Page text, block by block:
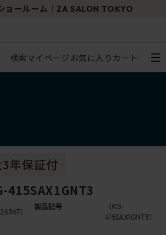
ールーム｜ZA SALON TOKYO
検索マイページ お気に入り カート
415SAX1GNT3
）
製品記号
（KG-
415SAX1GNT3）